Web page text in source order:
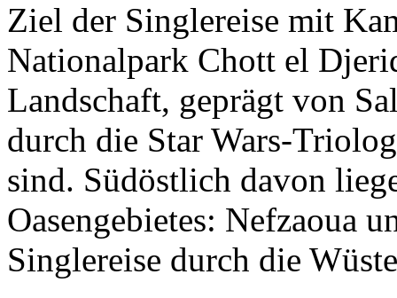
Ziel der Singlereise mit
Nationalpark Chott el
Landschaft, geprägt von
durch die Star Wars-
sind. Südöstlich davon
Oasengebietes: Nefzaoua
Singlereise durch die